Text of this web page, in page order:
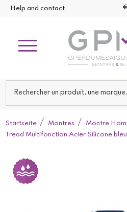
Help and contact
Startseite Montres Montre
Tread Multifonction Acier Silicone